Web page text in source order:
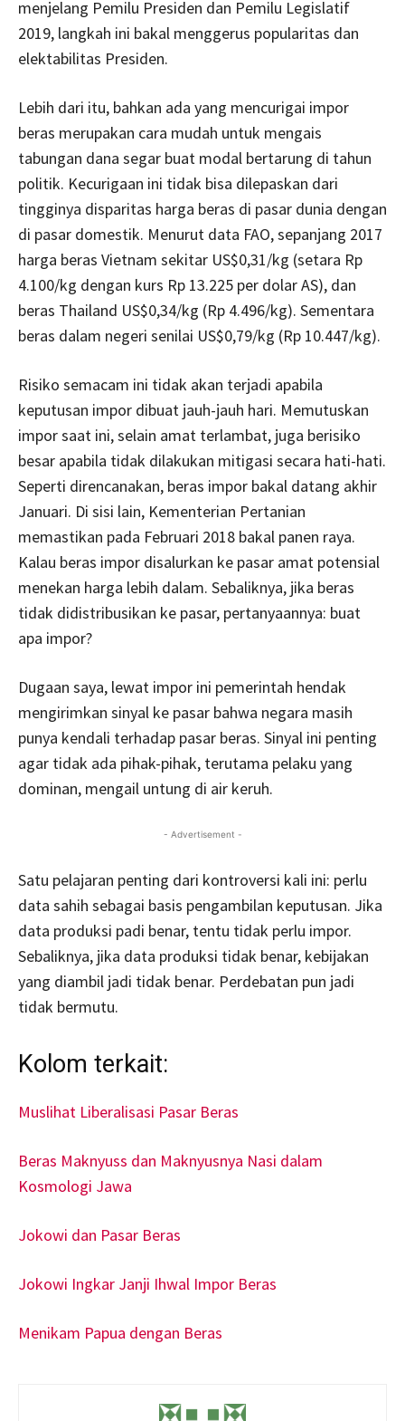
menjelang Pemilu Presiden dan Pemilu Legislatif
2019, langkah ini bakal menggerus popularitas dan
elektabilitas Presiden.
Lebih dari itu, bahkan ada yang mencurigai impor
beras merupakan cara mudah untuk mengais
tabungan dana segar buat modal bertarung di tahun
politik. Kecurigaan ini tidak bisa dilepaskan dari
tingginya disparitas harga beras di pasar dunia dengan
di pasar domestik. Menurut data FAO, sepanjang 2017
harga beras Vietnam sekitar US$0,31/kg (setara Rp
4.100/kg dengan kurs Rp 13.225 per dolar AS), dan
beras Thailand US$0,34/kg (Rp 4.496/kg). Sementara
beras dalam negeri senilai US$0,79/kg (Rp 10.447/kg).
Risiko semacam ini tidak akan terjadi apabila
keputusan impor dibuat jauh-jauh hari. Memutuskan
impor saat ini, selain amat terlambat, juga berisiko
besar apabila tidak dilakukan mitigasi secara hati-hati.
Seperti direncanakan, beras impor bakal datang akhir
Januari. Di sisi lain, Kementerian Pertanian
memastikan pada Februari 2018 bakal panen raya.
Kalau beras impor disalurkan ke pasar amat potensial
menekan harga lebih dalam. Sebaliknya, jika beras
tidak didistribusikan ke pasar, pertanyaannya: buat
apa impor?
Dugaan saya, lewat impor ini pemerintah hendak
mengirimkan sinyal ke pasar bahwa negara masih
punya kendali terhadap pasar beras. Sinyal ini penting
agar tidak ada pihak-pihak, terutama pelaku yang
dominan, mengail untung di air keruh.
- Advertisement -
Satu pelajaran penting dari kontroversi kali ini: perlu
data sahih sebagai basis pengambilan keputusan. Jika
data produksi padi benar, tentu tidak perlu impor.
Sebaliknya, jika data produksi tidak benar, kebijakan
yang diambil jadi tidak benar. Perdebatan pun jadi
tidak bermutu.
Kolom terkait:
Muslihat Liberalisasi Pasar Beras
Beras Maknyuss dan Maknyusnya Nasi dalam
Kosmologi Jawa
Jokowi dan Pasar Beras
Jokowi Ingkar Janji Ihwal Impor Beras
Menikam Papua dengan Beras